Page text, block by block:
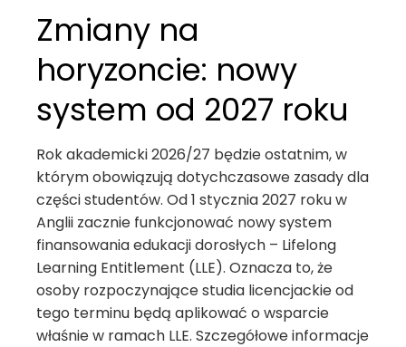
Zmiany na
horyzoncie: nowy
system od 2027 roku
Rok akademicki 2026/27 będzie ostatnim, w
którym obowiązują dotychczasowe zasady dla
części studentów. Od 1 stycznia 2027 roku w
Anglii zacznie funkcjonować nowy system
finansowania edukacji dorosłych – Lifelong
Learning Entitlement (LLE). Oznacza to, że
osoby rozpoczynające studia licencjackie od
tego terminu będą aplikować o wsparcie
właśnie w ramach LLE. Szczegółowe informacje